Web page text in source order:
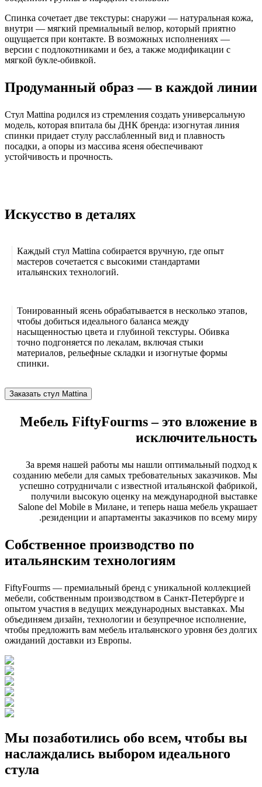
Спинка сочетает две текстуры: снаружи — натуральная кожа,
внутри — мягкий премиальный велюр, который приятно
ощущается при контакте. В возможных исполнениях —
версии с подлокотниками и без, а также модификации с
мягкой букле-обивкой.
Продуманный образ — в каждой линии
Стул Mattina родился из стремления создать универсальную
модель, которая впитала бы ДНК бренда: изогнутая линия
спинки придает стулу расслабленный вид и плавность
посадки, а опоры из массива ясеня обеспечивают
устойчивость и прочность.
Искусство в деталях
Каждый стул Mattina собирается вручную, где опыт
мастеров сочетается с высокими стандартами
итальянских технологий.
Тонированный ясень обрабатывается в несколько этапов,
чтобы добиться идеального баланса между
насыщенностью цвета и глубиной текстуры. Обивка
точно подгоняется по лекалам, включая стыки
материалов, рельефные складки и изогнутые формы
спинки.
Заказать стул Mattina
Мебель FiftyFourms – это вложение в
исключительность
За время нашей работы мы нашли оптимальный подход к
созданию мебели для самых требовательных заказчиков. Мы
успешно сотрудничали с известной итальянской фабрикой,
получили высокую оценку на международной выставке
Salone del Mobile в Милане, и теперь наша мебель украшает
резиденции и апартаменты заказчиков по всему миру.
Собственное производство по
итальянским технологиям
FiftyFourms — премиальный бренд с уникальной коллекцией
мебели, собственным производством в Санкт-Петербурге и
опытом участия в ведущих международных выставках. Мы
объединяем дизайн, технологии и безупречное исполнение,
чтобы предложить вам мебель итальянского уровня без долгих
ожиданий доставки из Европы.
Мы позаботились обо всем, чтобы вы
наслаждались выбором идеального
стула